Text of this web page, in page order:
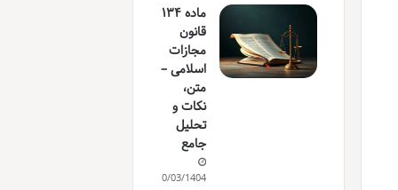
ماده ۱۳۴
قانون
مجازات
اسلامی –
متن،
نکات و
تحلیل
جامع
10/03/1404